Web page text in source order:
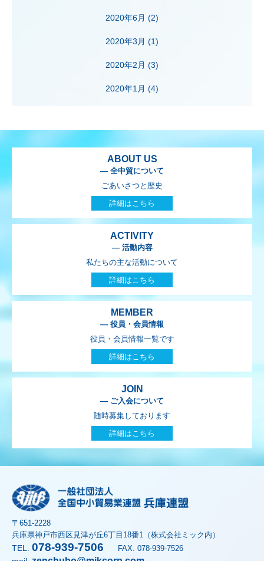
2020年6月 (2)
2020年3月 (1)
2020年2月 (3)
2020年1月 (4)
ABOUT US
— 全中貿について
ごあいさつと歴史
詳細はこちら
ACTIVITY
— 活動内容
私たちの主な活動について
詳細はこちら
MEMBER
— 役員・会員情報
役員・会員情報一覧です
詳細はこちら
JOIN
— ご入会について
随時募集しております
詳細はこちら
〒651-2228
兵庫県神戸市西区見津が丘6丁目18番1（株式会社ミック内）
TEL. 078-939-7506 FAX. 078-939-7526